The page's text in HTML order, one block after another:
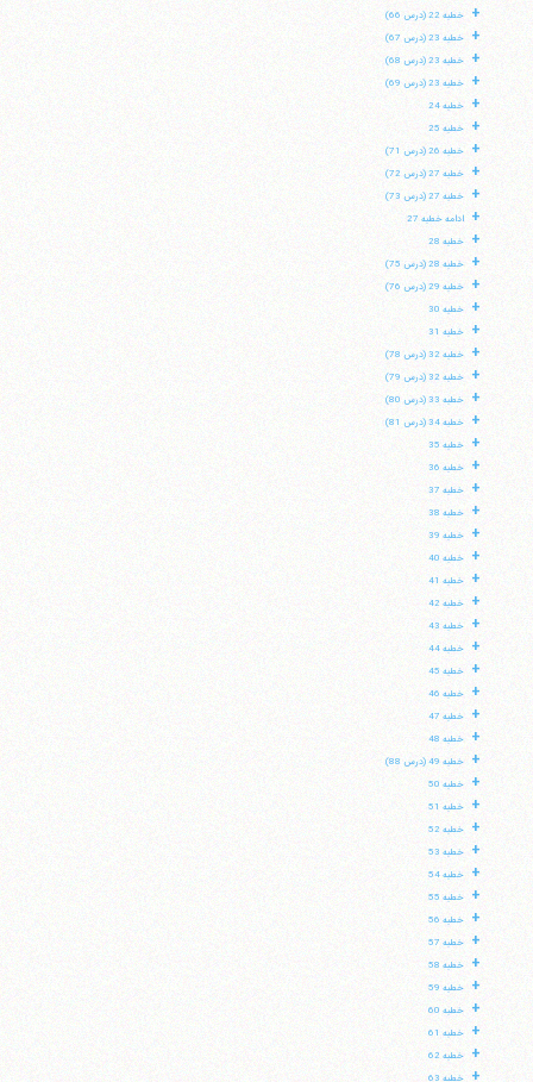
+ خطبه 22 (درس 66)
+ خطبه 23 (درس 67)
+ خطبه 23 (درس 68)
+ خطبه 23 (درس 69)
+ خطبه 24
+ خطبه 25
+ خطبه 26 (درس 71)
+ خطبه 27 (درس 72)
+ خطبه 27 (درس 73)
+ ادامه خطبه 27
+ خطبه 28
+ خطبه 28 (درس 75)
+ خطبه 29 (درس 76)
+ خطبه 30
+ خطبه 31
+ خطبه 32 (درس 78)
+ خطبه 32 (درس 79)
+ خطبه 33 (درس 80)
+ خطبه 34 (درس 81)
+ خطبه 35
+ خطبه 36
+ خطبه 37
+ خطبه 38
+ خطبه 39
+ خطبه 40
+ خطبه 41
+ خطبه 42
+ خطبه 43
+ خطبه 44
+ خطبه 45
+ خطبه 46
+ خطبه 47
+ خطبه 48
+ خطبه 49 (درس 88)
+ خطبه 50
+ خطبه 51
+ خطبه 52
+ خطبه 53
+ خطبه 54
+ خطبه 55
+ خطبه 56
+ خطبه 57
+ خطبه 58
+ خطبه 59
+ خطبه 60
+ خطبه 61
+ خطبه 62
+ خطبه 63